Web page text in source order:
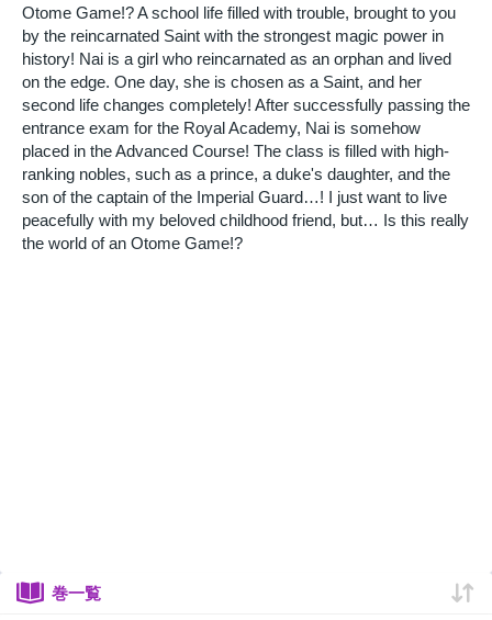
Otome Game!? A school life filled with trouble, brought to you
by the reincarnated Saint with the strongest magic power in
history! Nai is a girl who reincarnated as an orphan and lived
on the edge. One day, she is chosen as a Saint, and her
second life changes completely! After successfully passing the
entrance exam for the Royal Academy, Nai is somehow
placed in the Advanced Course! The class is filled with high-
ranking nobles, such as a prince, a duke's daughter, and the
son of the captain of the Imperial Guard…! I just want to live
peacefully with my beloved childhood friend, but… Is this really
the world of an Otome Game!?
巻一覧